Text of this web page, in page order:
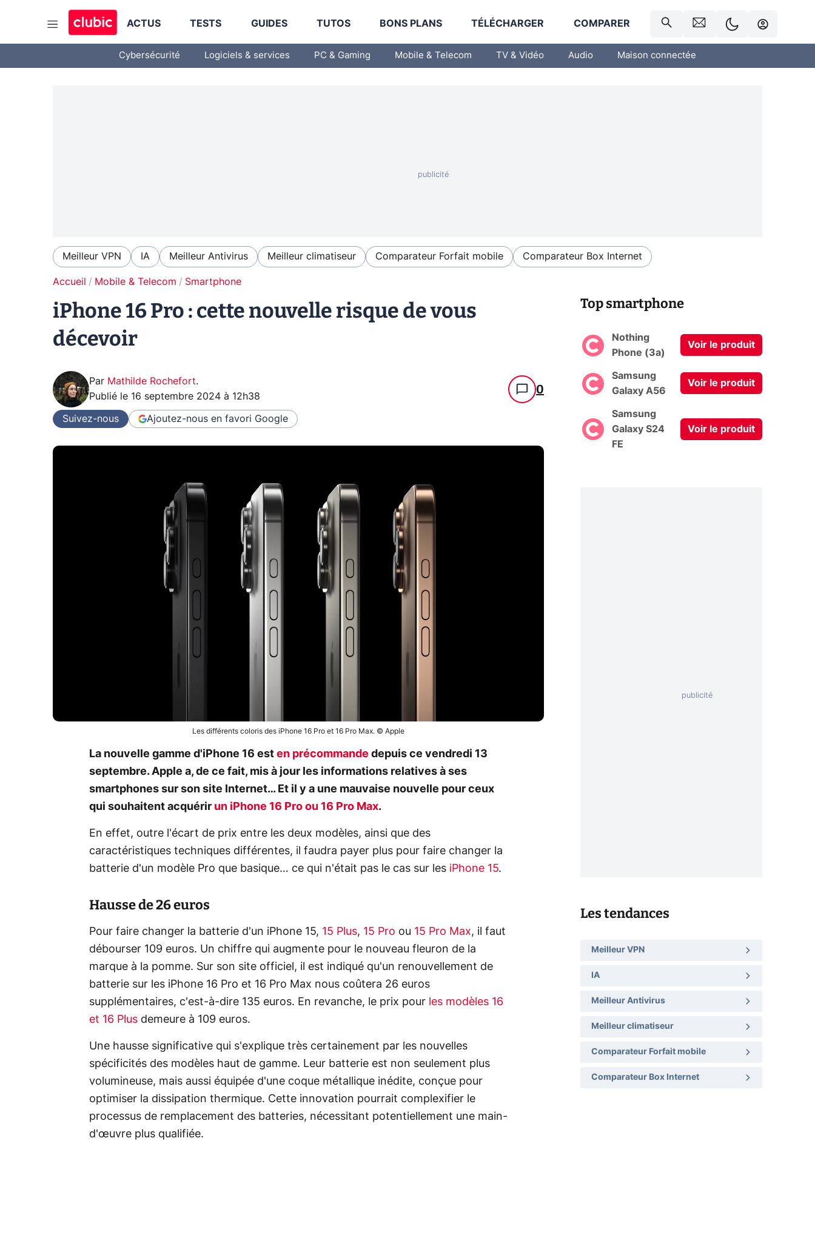
ACTUS TESTS GUIDES TUTOS BONS PLANS TÉLÉCHARGER COMPARER
Cybersécurité Logiciels & services PC & Gaming Mobile & Telecom TV & Vidéo Audio Maison connectée
Meilleur VPN IA Meilleur Antivirus Meilleur climatiseur Comparateur Forfait mobile Comparateur Box Internet
Accueil Mobile & Telecom Smartphone
iPhone 16 Pro : cette nouvelle risque de vous
décevoir
Par Mathilde Rochefort.
Publié le 16 septembre 2024 à 12h38 0
Suivez-nous Ajoutez-nous en favori Google
Les différents coloris des iPhone 16 Pro et 16 Pro Max. © Apple
La nouvelle gamme d'iPhone 16 est en précommande depuis ce vendredi 13
septembre. Apple a, de ce fait, mis à jour les informations relatives à ses
smartphones sur son site Internet… Et il y a une mauvaise nouvelle pour ceux
qui souhaitent acquérir un iPhone 16 Pro ou 16 Pro Max.
En effet, outre l'écart de prix entre les deux modèles, ainsi que des
caractéristiques techniques différentes, il faudra payer plus pour faire changer la
batterie d'un modèle Pro que basique… ce qui n'était pas le cas sur les iPhone 15.
Hausse de 26 euros
Pour faire changer la batterie d'un iPhone 15, 15 Plus, 15 Pro ou 15 Pro Max, il faut
débourser 109 euros. Un chiffre qui augmente pour le nouveau fleuron de la
marque à la pomme. Sur son site officiel, il est indiqué qu'un renouvellement de
batterie sur les iPhone 16 Pro et 16 Pro Max nous coûtera 26 euros
supplémentaires, c'est-à-dire 135 euros. En revanche, le prix pour les modèles 16
et 16 Plus demeure à 109 euros.
Une hausse significative qui s'explique très certainement par les nouvelles
spécificités des modèles haut de gamme. Leur batterie est non seulement plus
volumineuse, mais aussi équipée d'une coque métallique inédite, conçue pour
optimiser la dissipation thermique. Cette innovation pourrait complexifier le
processus de remplacement des batteries, nécessitant potentiellement une main-
d'œuvre plus qualifiée.
Top smartphone
Nothing
Phone (3a)
Voir le produit
Samsung
Galaxy A56
Voir le produit
Samsung
Galaxy S24
FE
Voir le produit
Les tendances
Meilleur VPN
IA
Meilleur Antivirus
Meilleur climatiseur
Comparateur Forfait mobile
Comparateur Box Internet